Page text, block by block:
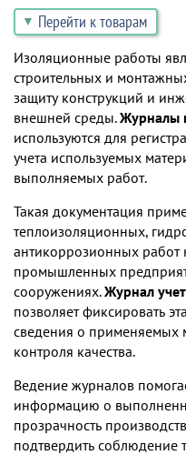
Обзоры
Контакты
Перейти к товарам
Изоляционные работы
строительных и
защиту конструкций и
внешней среды.Журналы
используются для
учета используемых
выполняемых работ.
Такая документация
теплоизоляционных,
антикоррозионных работ
промышленных
сооружениях.Журнал
позволяет фиксировать
сведения о применяемых
контроля качества.
Ведение журналов
информацию о
прозрачность
подтвердить соблюдение